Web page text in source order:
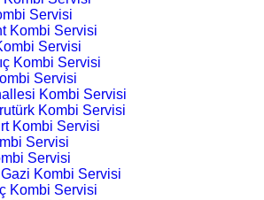
Servisi
Kombi Servisi
Servisi
Kombi Servisi
Servisi
Kombi Servisi
Kombi Servisi
Kombi Servisi
Servisi
Servisi
Kombi Servisi
Kombi Servisi